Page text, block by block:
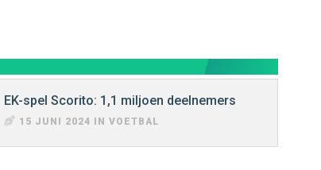
EK-spel Scorito: 1,1 miljoen deelnemers
15 JUNI 2024 IN VOETBAL